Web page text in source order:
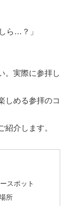
ら…？」
。実際に参拝し
しめる参拝のコ
紹介します。
スポット
所